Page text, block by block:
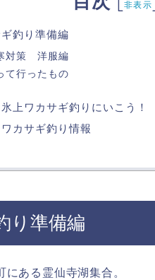
非表示
釣り準備編
対策 洋服編
て行ったもの
上ワカサギ釣りにいこう！
カサギ釣り情報
り準備編
ある霊仙寺湖集合。